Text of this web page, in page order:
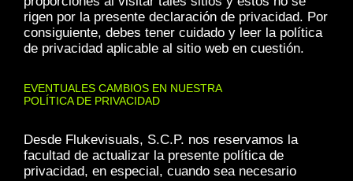
rigen por la presente declaración de privacidad. Por
consiguiente, debes tener cuidado y leer la política
de privacidad aplicable al sitio web en cuestión.
EVENTUALES CAMBIOS EN NUESTRA
POLÍTICA DE PRIVACIDAD
Desde Flukevisuals, S.C.P. nos reservamos la
facultad de actualizar la presente política de
privacidad, en especial, cuando sea necesario